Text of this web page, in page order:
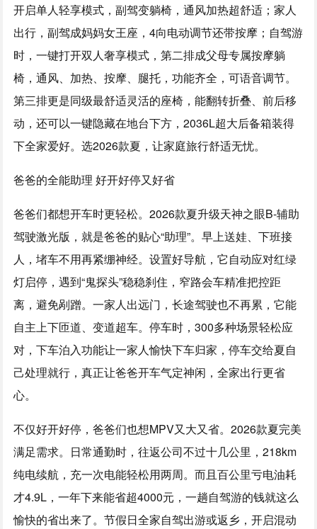
开启单人轻享模式，副驾变躺椅，通风加热超舒适；家人
出行，副驾成妈妈女王座，4向电动调节还带按摩；自驾游
时，一键打开双人奢享模式，第二排成父母专属按摩躺
椅，通风、加热、按摩、腿托，功能齐全，可语音调节。
第三排更是同级最舒适灵活的座椅，能翻转折叠、前后移
动，还可以一键隐藏在地台下方，2036L超大后备箱装得
下全家爱好。选2026款夏，让家庭旅行舒适无忧。
爸爸的全能助理 好开好停又好省
爸爸们都想开车时更轻松。2026款夏升级天神之眼B-辅助
驾驶激光版，就是爸爸的贴心“助理”。早上送娃、下班接
人，堵车不用再紧绷神经。设置好导航，它自动应对红绿
灯启停，遇到“鬼探头”稳稳刹住，窄路会车精准把控距
离，避免剐蹭。一家人出远门，长途驾驶也不再累，它能
自主上下匝道、变道超车。停车时，300多种场景轻松应
对，下车泊入功能让一家人愉快下车归家，停车交给夏自
己处理就行，真正让爸爸开车气定神闲，全家出行更省
心。
不仅好开好停，爸爸们也想MPV又大又省。2026款夏完美
满足需求。日常通勤时，往返公司不过十几公里，218km
纯电续航，充一次电能轻松用两周。而且百公里亏电油耗
才4.9L，一年下来能省超4000元，一趟自驾游的钱就这么
愉快的省出来了。节假日全家自驾出游或返乡，开启混动